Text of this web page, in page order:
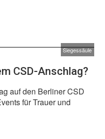
Siegessäule
CSD-Anschlag?
auf den Berliner CSD
für Trauer und